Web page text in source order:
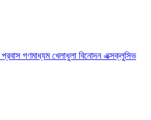
প্রবাসগণমাধ্যমখেলাধুলা বিনোদনএক্সক্লুসিভ